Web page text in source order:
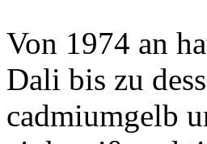
Von 1974 an
Dali bis zu
cadmiumgelb